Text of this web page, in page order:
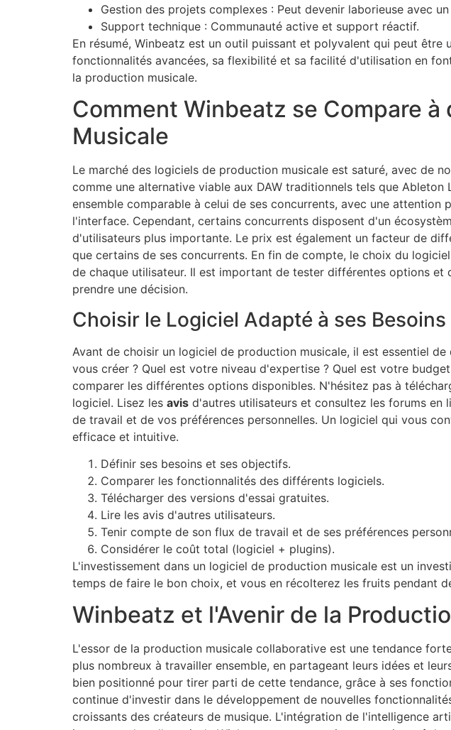
Gestion des projets complexes : Peut devenir laborieuse avec
Support technique : Communauté active et support réactif.
En résumé, Winbeatz est un outil puissant et polyvalent qui peut
fonctionnalités avancées, sa flexibilité et sa facilité d'utilisation en
la production musicale.
Comment Winbeatz se Compare
Musicale
Le marché des logiciels de production musicale est saturé, avec de
comme une alternative viable aux DAW traditionnels tels que
ensemble comparable à celui de ses concurrents, avec une
l'interface. Cependant, certains concurrents disposent d'un
d'utilisateurs plus importante. Le prix est également un facteur de
que certains de ses concurrents. En fin de compte, le choix du
de chaque utilisateur. Il est important de tester différentes options
prendre une décision.
Choisir le Logiciel Adapté à ses
Avant de choisir un logiciel de production musicale, il est essentiel
vous créer ? Quel est votre niveau d'expertise ? Quel est votre
comparer les différentes options disponibles. N'hésitez pas à
logiciel. Lisez les avis d'autres utilisateurs et consultez les forums
de travail et de vos préférences personnelles. Un logiciel qui vous
efficace et intuitive.
Définir ses besoins et ses objectifs.
Comparer les fonctionnalités des différents logiciels.
Télécharger des versions d'essai gratuites.
Lire les avis d'autres utilisateurs.
Tenir compte de son flux de travail et de ses préférences
Considérer le coût total (logiciel + plugins).
L'investissement dans un logiciel de production musicale est un
temps de faire le bon choix, et vous en récolterez les fruits pendant
Winbeatz et l'Avenir de la
L'essor de la production musicale collaborative est une tendance
plus nombreux à travailler ensemble, en partageant leurs idées et
bien positionné pour tirer parti de cette tendance, grâce à ses
continue d'investir dans le développement de nouvelles
croissants des créateurs de musique. L'intégration de l'intelligence